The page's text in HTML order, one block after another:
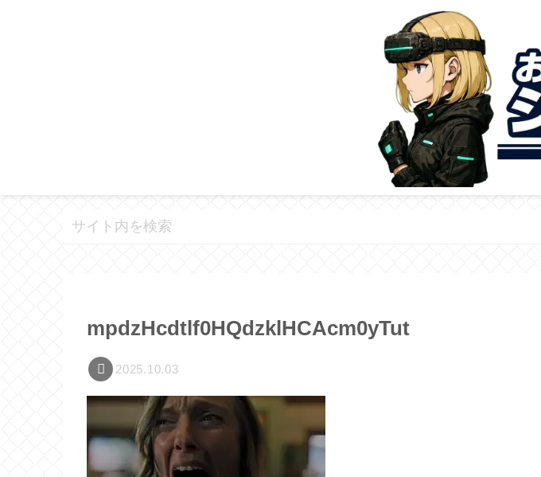
mpdzHcdtlf0HQdzklHCAcm0yTut
2025.10.03